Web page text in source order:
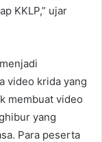
KKLP,” ujar
video krida yang
membuat video
yang
Para peserta